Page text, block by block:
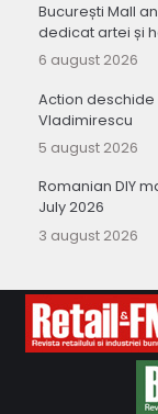
București Mall
dedicat artei și
6 august 2026
Action deschide
Vladimirescu
5 august 2026
Romanian DIY
July 2026
3 august 2026